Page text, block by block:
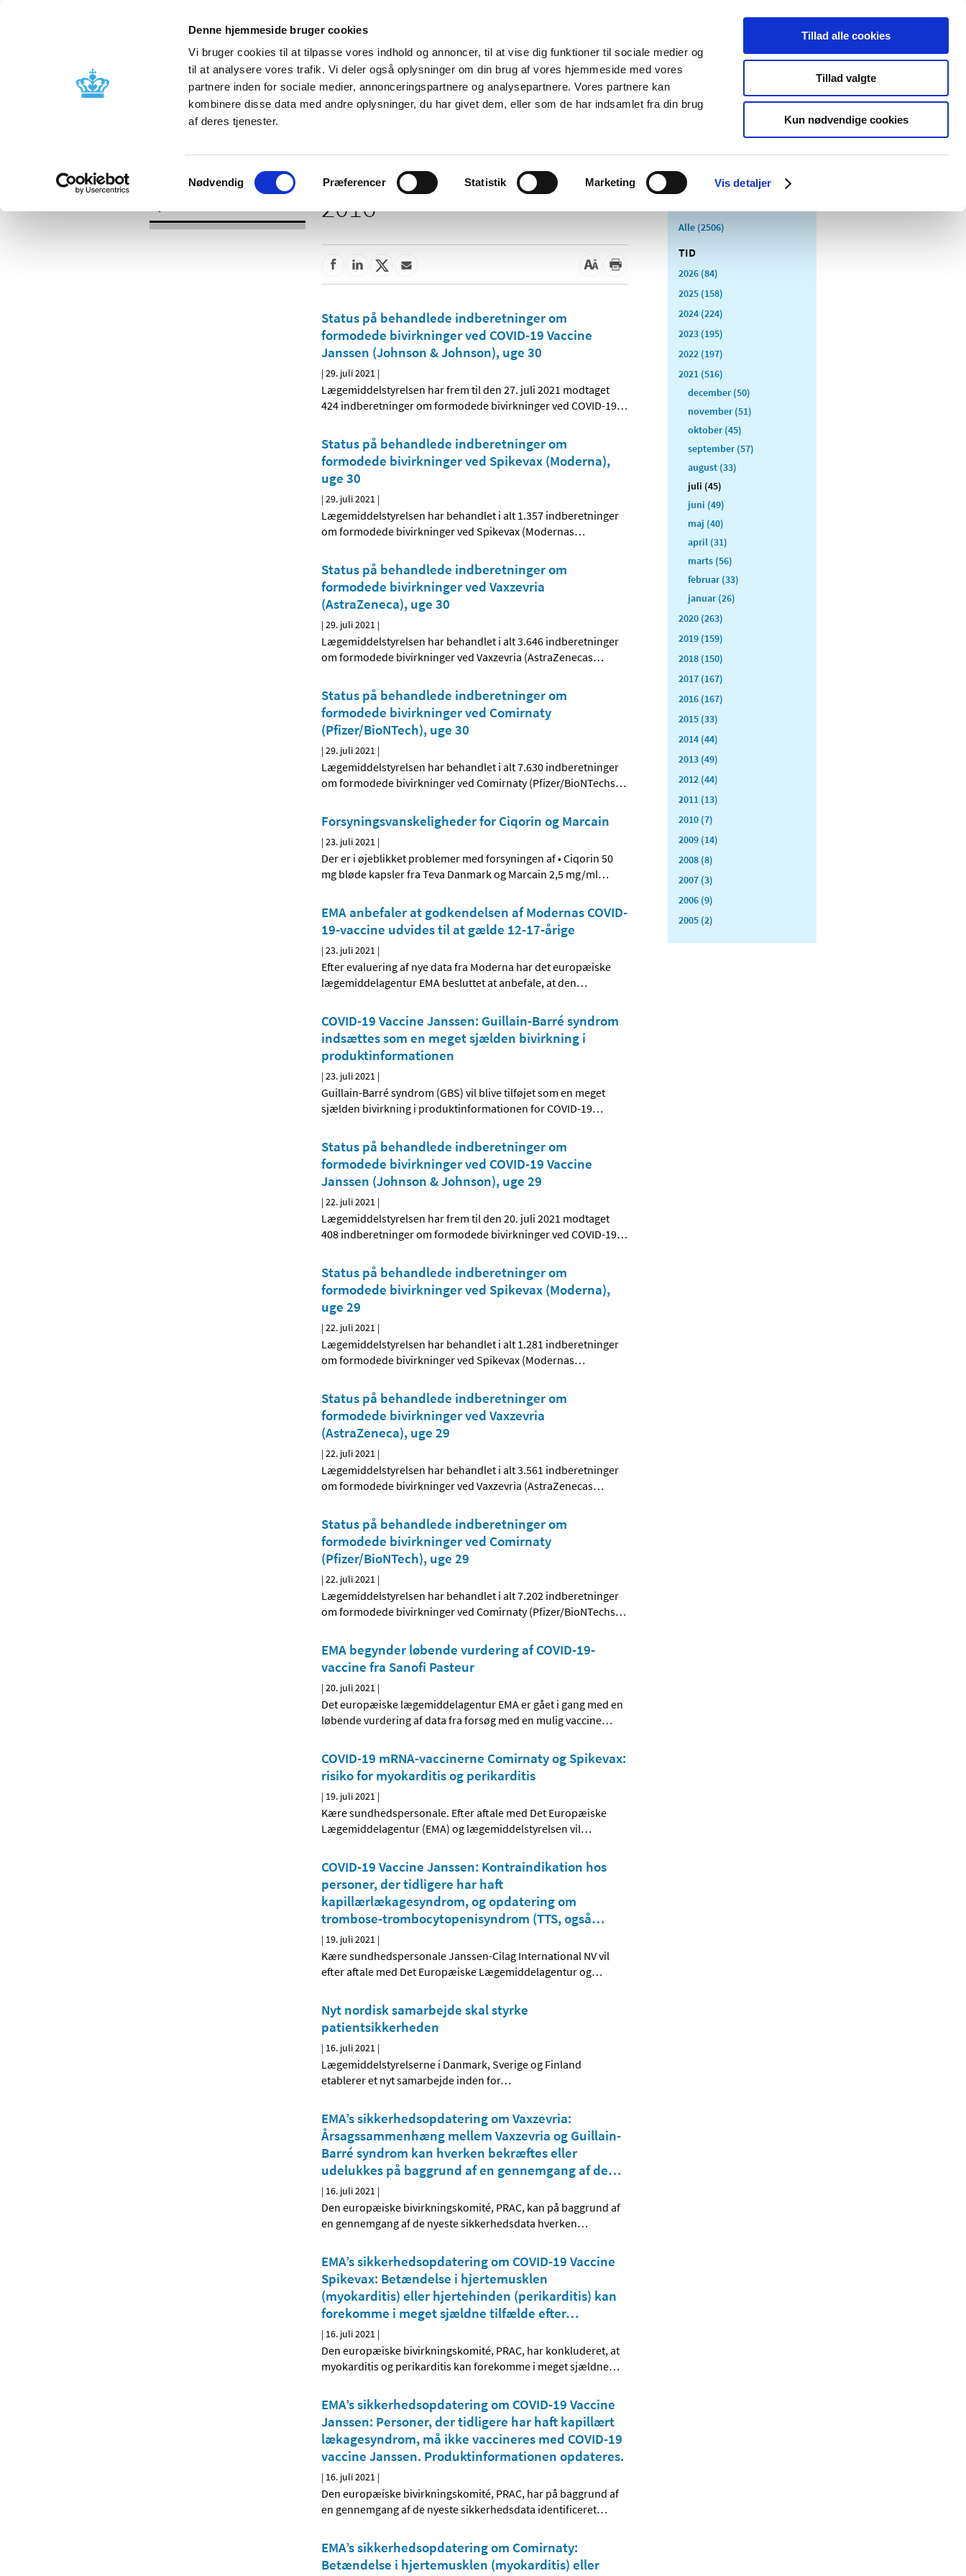
Denne hjemmeside bruger cookies
Vi bruger cookies til at tilpasse vores indhold og annoncer, til at vise dig funktioner til sociale medier og
til at analysere vores trafik. Vi deler også oplysninger om din brug af vores hjemmeside med vores
partnere inden for sociale medier, annonceringspartnere og analysepartnere. Vores partnere kan
kombinere disse data med andre oplysninger, du har givet dem, eller som de har indsamlet fra din brug
af deres tjenester.
Samtykkevalg
Nødvendig Præferencer Statistik Marketing Vis detaljer
Tillad alle cookies
Tillad valgte
Kun nødvendige cookies
Nyheder Om os Kontakt Udgivelser
Godkendelse og
Bivirkninger og
produktinformation
Tilskud og
Apoteker og salg af
Medicinsk
Særlige
produktområder
2016
Status på behandlede indberetninger om
formodede bivirkninger ved COVID-19 Vaccine
Janssen (Johnson & Johnson), uge 30
|29. juli 2021 |
Lægemiddelstyrelsen har frem til den 27. juli 2021 modtaget
424 indberetninger om formodede bivirkninger ved COVID-19…
Status på behandlede indberetninger om
formodede bivirkninger ved Spikevax (Moderna),
uge 30
|29. juli 2021 |
Lægemiddelstyrelsen har behandlet i alt 1.357 indberetninger
om formodede bivirkninger ved Spikevax (Modernas…
Status på behandlede indberetninger om
formodede bivirkninger ved Vaxzevria
(AstraZeneca), uge 30
|29. juli 2021 |
Lægemiddelstyrelsen har behandlet i alt 3.646 indberetninger
om formodede bivirkninger ved Vaxzevria (AstraZenecas…
Status på behandlede indberetninger om
formodede bivirkninger ved Comirnaty
(Pfizer/BioNTech), uge 30
|29. juli 2021 |
Lægemiddelstyrelsen har behandlet i alt 7.630 indberetninger
om formodede bivirkninger ved Comirnaty (Pfizer/BioNTechs…
Forsyningsvanskeligheder for Ciqorin og Marcain
|23. juli 2021 |
Der er i øjeblikket problemer med forsyningen af • Ciqorin 50
mg bløde kapsler fra Teva Danmark og Marcain 2,5 mg/ml…
EMA anbefaler at godkendelsen af Modernas COVID-
19-vaccine udvides til at gælde 12-17-årige
|23. juli 2021 |
Efter evaluering af nye data fra Moderna har det europæiske
lægemiddelagentur EMA besluttet at anbefale, at den…
COVID-19 Vaccine Janssen: Guillain-Barré syndrom
indsættes som en meget sjælden bivirkning i
produktinformationen
|23. juli 2021 |
Guillain-Barré syndrom (GBS) vil blive tilføjet som en meget
sjælden bivirkning i produktinformationen for COVID-19…
Status på behandlede indberetninger om
formodede bivirkninger ved COVID-19 Vaccine
Janssen (Johnson & Johnson), uge 29
|22. juli 2021 |
Lægemiddelstyrelsen har frem til den 20. juli 2021 modtaget
408 indberetninger om formodede bivirkninger ved COVID-19…
Status på behandlede indberetninger om
formodede bivirkninger ved Spikevax (Moderna),
uge 29
|22. juli 2021 |
Lægemiddelstyrelsen har behandlet i alt 1.281 indberetninger
om formodede bivirkninger ved Spikevax (Modernas…
Status på behandlede indberetninger om
formodede bivirkninger ved Vaxzevria
(AstraZeneca), uge 29
|22. juli 2021 |
Lægemiddelstyrelsen har behandlet i alt 3.561 indberetninger
om formodede bivirkninger ved Vaxzevria (AstraZenecas…
Status på behandlede indberetninger om
formodede bivirkninger ved Comirnaty
(Pfizer/BioNTech), uge 29
|22. juli 2021 |
Lægemiddelstyrelsen har behandlet i alt 7.202 indberetninger
om formodede bivirkninger ved Comirnaty (Pfizer/BioNTechs…
EMA begynder løbende vurdering af COVID-19-
vaccine fra Sanofi Pasteur
|20. juli 2021 |
Det europæiske lægemiddelagentur EMA er gået i gang med en
løbende vurdering af data fra forsøg med en mulig vaccine…
COVID-19 mRNA-vaccinerne Comirnaty og Spikevax:
risiko for myokarditis og perikarditis
| 19. juli 2021 |
Kære sundhedspersonale. Efter aftale med Det Europæiske
Lægemiddelagentur (EMA) og lægemiddelstyrelsen vil…
COVID-19 Vaccine Janssen: Kontraindikation hos
personer, der tidligere har haft
kapillærlækagesyndrom, og opdatering om
trombose-trombocytopenisyndrom (TTS, også…
| 19. juli 2021 |
Kære sundhedspersonale Janssen-Cilag International NV vil
efter aftale med Det Europæiske Lægemiddelagentur og…
Nyt nordisk samarbejde skal styrke
patientsikkerheden
| 16. juli 2021 |
Lægemiddelstyrelserne i Danmark, Sverige og Finland
etablerer et nyt samarbejde inden for…
EMA’s sikkerhedsopdatering om Vaxzevria:
Årsagssammenhæng mellem Vaxzevria og Guillain-
Barré syndrom kan hverken bekræftes eller
udelukkes på baggrund af en gennemgang af de…
| 16. juli 2021 |
Den europæiske bivirkningskomité, PRAC, kan på baggrund af
en gennemgang af de nyeste sikkerhedsdata hverken…
EMA’s sikkerhedsopdatering om COVID-19 Vaccine
Spikevax: Betændelse i hjertemusklen
(myokarditis) eller hjertehinden (perikarditis) kan
forekomme i meget sjældne tilfælde efter…
| 16. juli 2021 |
Den europæiske bivirkningskomité, PRAC, har konkluderet, at
myokarditis og perikarditis kan forekomme i meget sjældne…
EMA’s sikkerhedsopdatering om COVID-19 Vaccine
Janssen: Personer, der tidligere har haft kapillært
lækagesyndrom, må ikke vaccineres med COVID-19
vaccine Janssen. Produktinformationen opdateres.
| 16. juli 2021 |
Den europæiske bivirkningskomité, PRAC, har på baggrund af
en gennemgang af de nyeste sikkerhedsdata identificeret…
EMA’s sikkerhedsopdatering om Comirnaty:
Betændelse i hjertemusklen (myokarditis) eller
Alle (2506)
TID
2026 (84)
2025 (158)
2024 (224)
2023 (195)
2022 (197)
2021 (516)
december (50)
november (51)
oktober (45)
september (57)
august (33)
juli (45)
juni (49)
maj (40)
april (31)
marts (56)
februar (33)
januar (26)
2020 (263)
2019 (159)
2018 (150)
2017 (167)
2016 (167)
2015 (33)
2014 (44)
2013 (49)
2012 (44)
2011 (13)
2010 (7)
2009 (14)
2008 (8)
2007 (3)
2006 (9)
2005 (2)